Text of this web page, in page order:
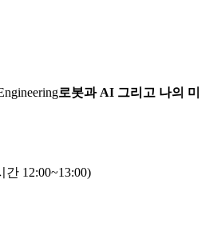
로봇과 AI 그리고 나의 미
간 12:00~13:00)